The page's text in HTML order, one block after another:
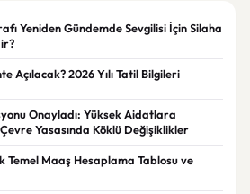
Yeniden Gündemde Sevgilisi İçin Silaha
Açılacak? 2026 Yılı Tatil Bilgileri
Onayladı: Yüksek Aidatlara
Yasasında Köklü Değişiklikler
Temel Maaş Hesaplama Tablosu ve